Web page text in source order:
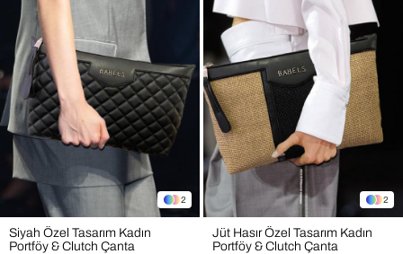
kullanım.
📐 Ürün Ölçüleri
Genişlik: 33 cm
Yükseklik: 20 cm
En: 14 cm
🎯 Kimler İçin İdeal?
Rahat ama şık bir stil benimseyenler
Zamansız tarzı tercih edenler
Trend parçalardan hoşlananlar
Günlük kullanımda pratik ve hafif çanta arayanlar
2
Siyah Özel Tasarım Kadın
Portföy & Clutch Çanta
2
Jüt Hasır Özel Tasarım Kadın
Portföy & Clutch Çanta